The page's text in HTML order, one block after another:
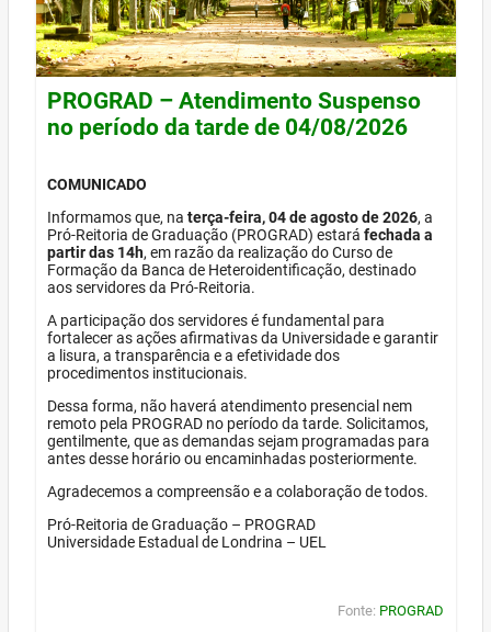
PROGRAD – Atendimento Suspenso
no período da tarde de 04/08/2026
COMUNICADO
Informamos que, na terça-feira, 04 de agosto de 2026, a
Pró-Reitoria de Graduação (PROGRAD) estará fechada a
partir das 14h, em razão da realização do Curso de
Formação da Banca de Heteroidentificação, destinado
aos servidores da Pró-Reitoria.
A participação dos servidores é fundamental para
fortalecer as ações afirmativas da Universidade e garantir
a lisura, a transparência e a efetividade dos
procedimentos institucionais.
Dessa forma, não haverá atendimento presencial nem
remoto pela PROGRAD no período da tarde. Solicitamos,
gentilmente, que as demandas sejam programadas para
antes desse horário ou encaminhadas posteriormente.
Agradecemos a compreensão e a colaboração de todos.
Pró-Reitoria de Graduação – PROGRAD
Universidade Estadual de Londrina – UEL
Fonte: PROGRAD